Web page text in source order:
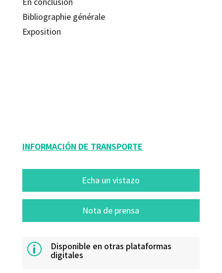
Bibliographie générale
Exposition
INFORMACIÓN DE TRANSPORTE
Echa un vistazo
Nota de prensa
p Disponible en otras plataformas
digitales